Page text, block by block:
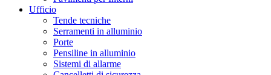
Ufficio
Tende tecniche
Serramenti in alluminio
Porte
Pensiline in alluminio
Sistemi di allarme